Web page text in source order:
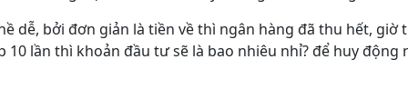
bởi đơn giản là tiền về thì ngân hàng đã thu hết,
lần thì khoản đầu tư sẽ là bao nhiêu nhỉ? để huy